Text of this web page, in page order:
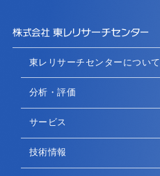
東レリサーチセンターについて
分析・評価
サービス
技術情報